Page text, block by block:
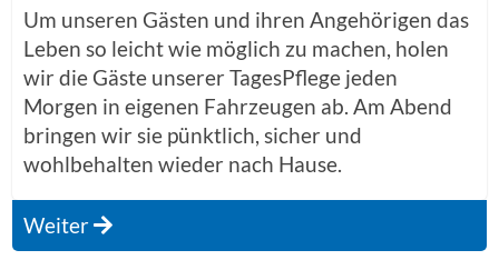
Um unseren Gästen und ihren Angehörigen das
Leben so leicht wie möglich zu machen, holen
wir die Gäste unserer TagesPflege jeden
Morgen in eigenen Fahrzeugen ab. Am Abend
bringen wir sie pünktlich, sicher und
wohlbehalten wieder nach Hause.
Weiter